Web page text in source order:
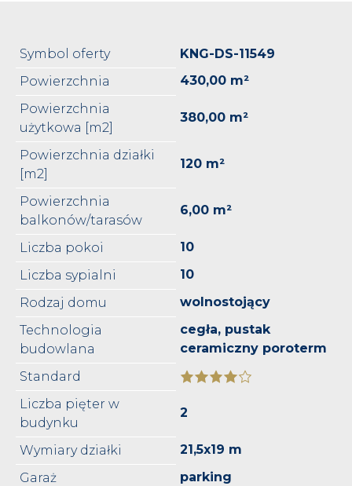
Symbol oferty
KNG-DS-11549
Powierzchnia
430,00 m²
Powierzchnia
użytkowa [m2]
380,00 m²
Powierzchnia działki
[m2]
120 m²
Powierzchnia
balkonów/tarasów
6,00 m²
Liczba pokoi
10
Liczba sypialni
10
Rodzaj domu
wolnostojący
Technologia
budowlana
cegła, pustak
ceramiczny poroterm
Standard
Liczba pięter w
budynku
2
Wymiary działki
21,5x19 m
Garaż
parking